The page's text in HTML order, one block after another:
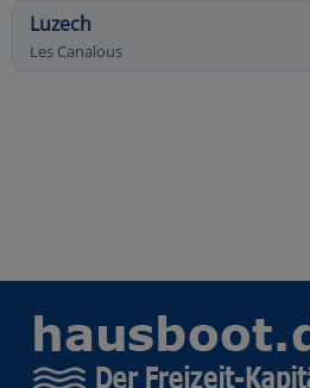
Luzech
Les Canalous